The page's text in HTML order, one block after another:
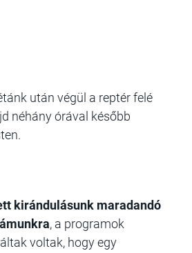
után végül a reptér felé
néhány órával később
kirándulásunk maradandó
, a programok
voltak, hogy egy